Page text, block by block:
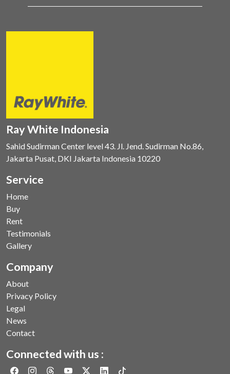
Ray White Indonesia
Sahid Sudirman Center level 43. Jl. Jend. Sudirman No.86,
Jakarta Pusat, DKI Jakarta Indonesia 10220
Service
Home
Buy
Rent
Testimonials
Gallery
Company
About
Privacy Policy
Legal
News
Contact
Connected with us :